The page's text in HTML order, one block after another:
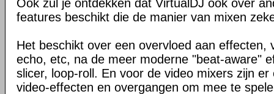
Ook zul je ontdekken dat VirtualDJ ook over
features beschikt die de manier van mixen
Het beschikt over een overvloed aan effecten,
echo, etc, na de meer moderne "beat-aware"
slicer, loop-roll. En voor de video mixers zijn er
video-effecten en overgangen om mee te